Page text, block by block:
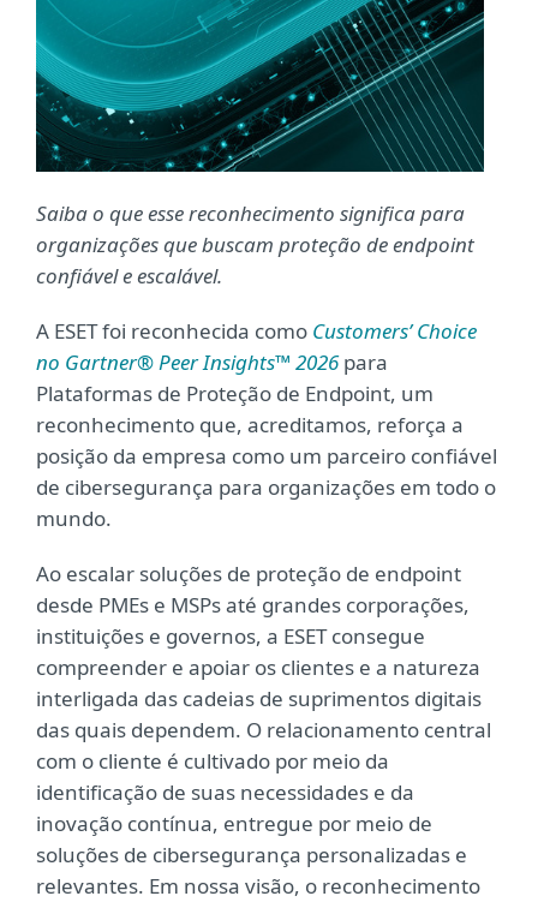
Saiba o que esse reconhecimento significa para
organizações que buscam proteção de endpoint
confiável e escalável.
A ESET foi reconhecida como Customers’ Choice
no Gartner® Peer Insights™ 2026para
Plataformas de Proteção de Endpoint, um
reconhecimento que, acreditamos, reforça a
posição da empresa como um parceiro confiável
de cibersegurança para organizações em todo o
mundo.
Ao escalar soluções de proteção de endpoint
desde PMEs e MSPs até grandes corporações,
instituições e governos, a ESET consegue
compreender e apoiar os clientes e a natureza
interligada das cadeias de suprimentos digitais
das quais dependem. O relacionamento central
com o cliente é cultivado por meio da
identificação de suas necessidades e da
inovação contínua, entregue por meio de
soluções de cibersegurança personalizadas e
relevantes. Em nossa visão, o reconhecimento